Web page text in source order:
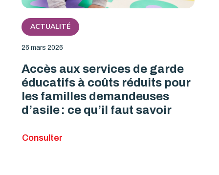
ACTUALITÉ
26 mars 2026
Accès aux services de garde
éducatifs à coûts réduits pour
les familles demandeuses
d’asile : ce qu’il faut savoir
Consulter